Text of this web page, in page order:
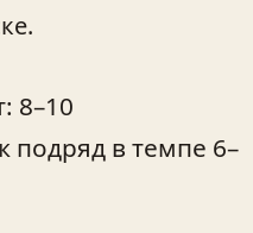
8–10
в темпе 6–